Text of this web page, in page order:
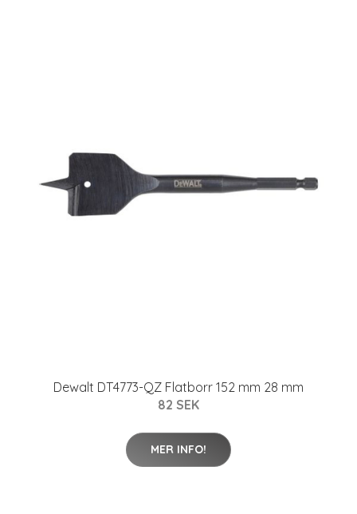
Dewalt DT4773-QZ Flatborr 152 mm 28 mm
82 SEK
MER INFO!